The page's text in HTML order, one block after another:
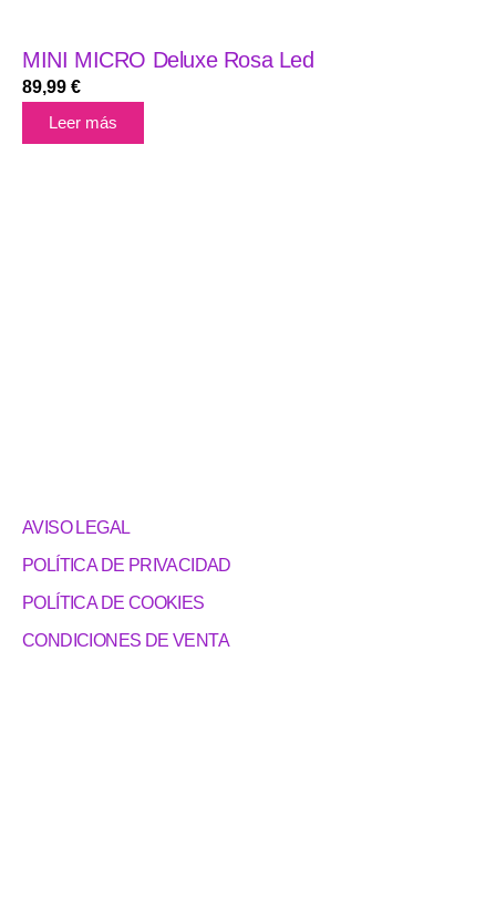
MINI MICRO Deluxe Rosa Led
89,99 €
Leer más
AVISO LEGAL
POLÍTICA DE PRIVACIDAD
POLÍTICA DE COOKIES
CONDICIONES DE VENTA